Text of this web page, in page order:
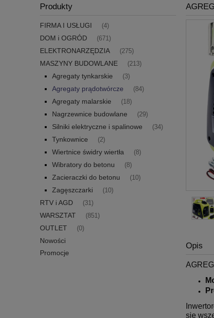
Produkty
FIRMA I USŁUGI (4)
DOM i OGRÓD (671)
ELEKTRONARZĘDZIA (275)
MASZYNY BUDOWLANE (213)
Agregaty tynkarskie (3)
Agregaty prądotwórcze (84)
Agregaty malarskie (18)
Nagrzewnice budowlane (29)
Silniki elektryczne i spalinowe (34)
Tynkownice (2)
Wiertnice świdry wiertła (8)
Wibratory do betonu (8)
Zacieraczki do betonu (10)
Zagęszczarki (10)
RTV i AGD (31)
WARSZTAT (851)
OUTLET (0)
Nowości
Promocje
Opis
się